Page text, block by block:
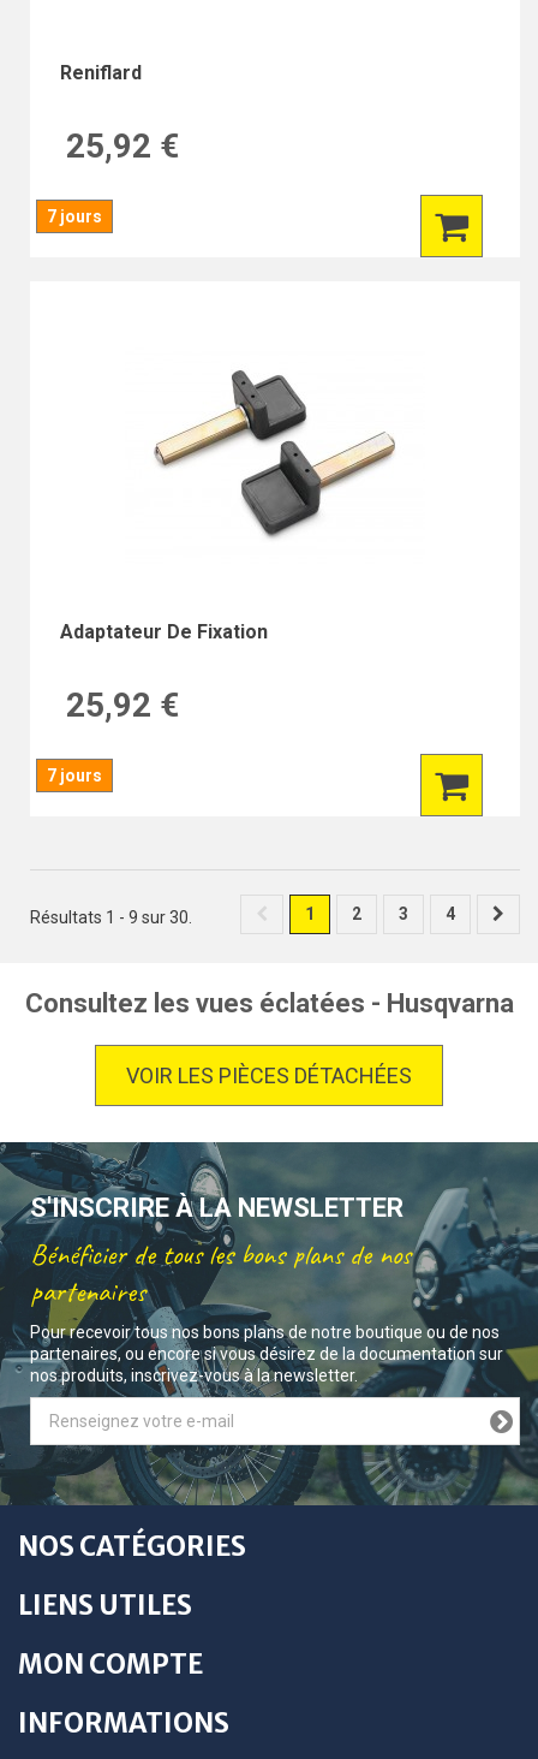
Reniflard
25,92 €
7 jours
Adaptateur De Fixation
25,92 €
7 jours
1 2 3 4
Résultats 1 - 9 sur 30.
Consultez les vues éclatées - Husqvarna
VOIR LES PIÈCES DÉTACHÉES
S'INSCRIRE À LA NEWSLETTER
Bénéficier de tous les bons plans de nos
partenaires
Pour recevoir tous nos bons plans de notre boutique ou de nos
partenaires, ou encore si vous désirez de la documentation sur
nos produits, inscrivez-vous à la newsletter.
NOS CATÉGORIES
LIENS UTILES
MON COMPTE
INFORMATIONS